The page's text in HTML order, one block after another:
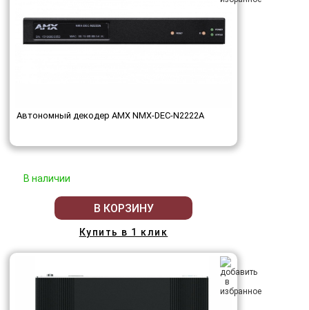
Автономный декодер AMX NMX-DEC-N2222A
В наличии
В КОРЗИНУ
Купить в 1 клик